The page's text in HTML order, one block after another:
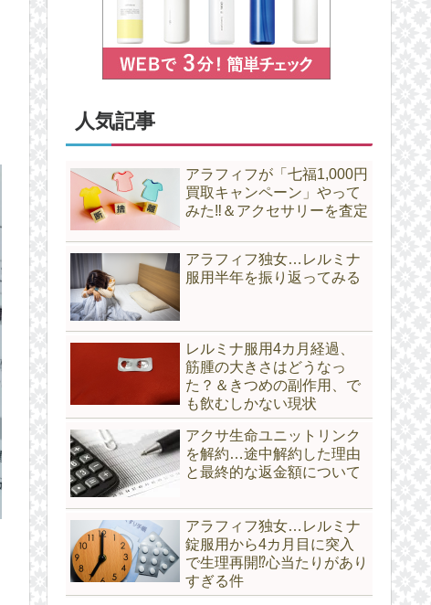
人気記事
アラフィフが「七福1,000円
買取キャンペーン」やって
みた‼＆アクセサリーを査定
アラフィフ独女…レルミナ
服用半年を振り返ってみる
レルミナ服用4カ月経過、
筋腫の大きさはどうなっ
た？＆きつめの副作用、で
も飲むしかない現状
アクサ生命ユニットリンク
を解約…途中解約した理由
と最終的な返金額について
アラフィフ独女…レルミナ
錠服用から4カ月目に突入
で生理再開⁉心当たりがあり
すぎる件